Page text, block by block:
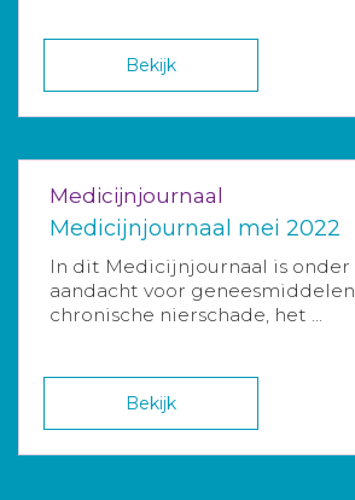
Bekijk
Medicijnjournaal
Medicijnjournaal mei 2022
In dit Medicijnjournaal is onder
aandacht voor
chronische nierschade, het ...
Bekijk